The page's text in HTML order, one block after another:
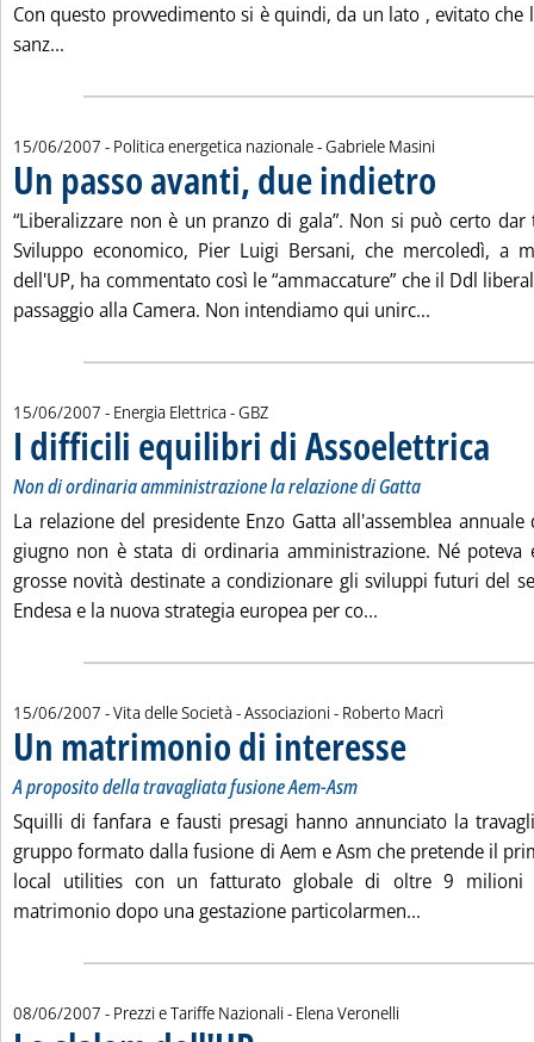
Con questo provvedimento si è quindi, da un lato , evitato che
sanz...
15/06/2007 - Politica energetica nazionale -di:
Gabriele Masini
Un passo avanti, due indietro
“Liberalizzare non è un pranzo di gala”. Non si può certo
Sviluppo economico, Pier Luigi Bersani, che mercoledì, a
dell'UP, ha commentato così le “ammaccature” che il Ddl
passaggio alla Camera. Non intendiamo qui unirc...
15/06/2007 - Energia Elettrica -di:
GBZ
I difficili equilibri di Assoelettrica
Non di ordinaria amministrazione la relazione di Gatta
La relazione del presidente Enzo Gatta all'assemblea
giugno non è stata di ordinaria amministrazione. Né poteva
grosse novità destinate a condizionare gli sviluppi futuri del
Endesa e la nuova strategia europea per co...
15/06/2007 - Vita delle Società - Associazioni - di:
Roberto Macrì
Un matrimonio di interesse
A proposito della travagliata fusione Aem-Asm
Squilli di fanfara e fausti presagi hanno annunciato la
gruppo formato dalla fusione di Aem e Asm che pretende il
local utilities con un fatturato globale di oltre 9
matrimonio dopo una gestazione particolarmen...
08/06/2007 - Prezzi e Tariffe Nazionali - di:
Elena Veronelli
. Pubblicata venerdì 08 giugno 2007 alle 17.11.